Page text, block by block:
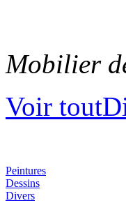
Mobilier
Voir
Peintures
Dessins
Divers